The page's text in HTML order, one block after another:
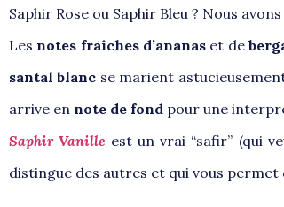
Saphir Rose ou Saphir Bleu ? Nous
Lesnotes fraîches d’ananas et de
santal blanc se marient
arrive en note de fond pour une
Saphir Vanille est un vrai “safir” (qui
distingue des autres et qui vous